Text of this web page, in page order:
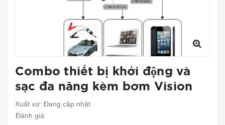
Combo thiết bị khởi động và
sạc đa năng kèm bơm Vision
Xuất xứ: Đang cập nhật
Đánh giá: